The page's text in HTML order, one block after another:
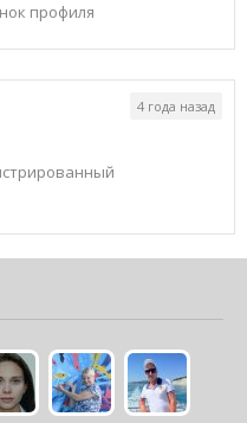
профиля
4 года назад